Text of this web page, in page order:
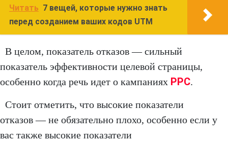
Читать 7 вещей, которые нужно знать
перед созданием ваших кодов UTM
В целом, показатель отказов — сильный
показатель эффективности целевой страницы,
особенно когда речь идет о кампаниях PPC.
Стоит отметить, что высокие показатели
отказов — не обязательно плохо, особенно если у
вас также высокие показатели